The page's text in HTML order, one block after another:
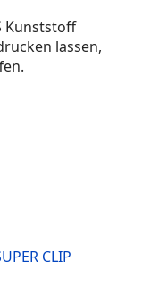
Kunststoff
lassen,